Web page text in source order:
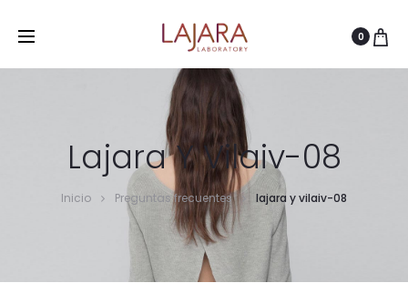
0
Lajara Y Vilaiv-08
Inicio Preguntas frecuentes lajara y vilaiv-08